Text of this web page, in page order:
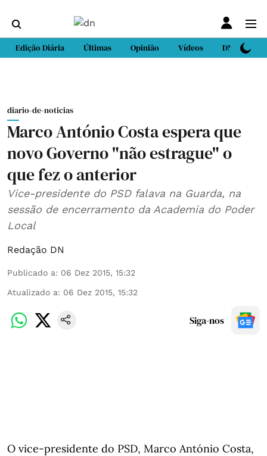
Edição Diária Últimas Opinião Vídeos DN Sport
diario-de-noticias
Marco António Costa espera que
novo Governo "não estrague" o
que fez o anterior
Vice-presidente do PSD falava na Guarda, na
sessão de encerramento da Academia do Poder
Local
Redação DN
Publicado a: 06 Dez 2015, 15:32
Atualizado a: 06 Dez 2015, 15:32
Siga-nos
O vice-presidente do PSD, Marco António Costa,